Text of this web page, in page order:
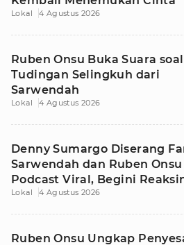
Lokal 4 Agustus 2026
Ruben Onsu Buka Suara soal
Tudingan Selingkuh dari
Sarwendah
Lokal 4 Agustus 2026
Denny Sumargo Diserang
Sarwendah dan Ruben Onsu
Podcast Viral, Begini
Lokal 4 Agustus 2026
Ruben Onsu Ungkap